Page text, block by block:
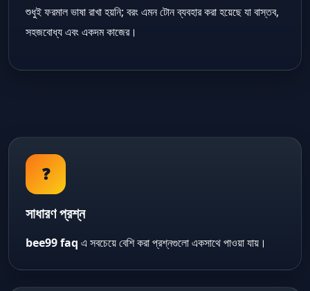
শুধুই ফরমাল ভাষা রাখা হয়নি; বরং এমন টোন ব্যবহার করা হয়েছে যা বাস্তব,
সহজবোধ্য এবং একদম কাজের।
❓
সাধারণ প্রশ্ন
bee99 faq এ সবচেয়ে বেশি করা প্রশ্নগুলো একসাথে পাওয়া যায়।